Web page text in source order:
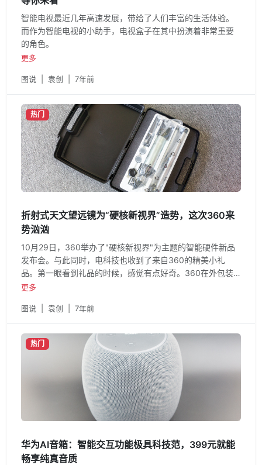
智能电视最近几年高速发展，带给了人们丰富的生活体验。
而作为智能电视的小助手，电视盒子在其中扮演着非常重要
的角色。
更多
图说 袁创 7年前
热门
折射式天文望远镜为“硬核新视界”造势，这次360来
势汹汹
10月29日，360举办了"硬核新视界"为主题的智能硬件新品
发布会。与此同时，电科技也收到了来自360的精美小礼
品。第一眼看到礼品的时候，感觉有点好奇。360在外包装
上
更多
图说 袁创 7年前
热门
华为AI音箱：智能交互功能极具科技范，399元就能
畅享纯真音质